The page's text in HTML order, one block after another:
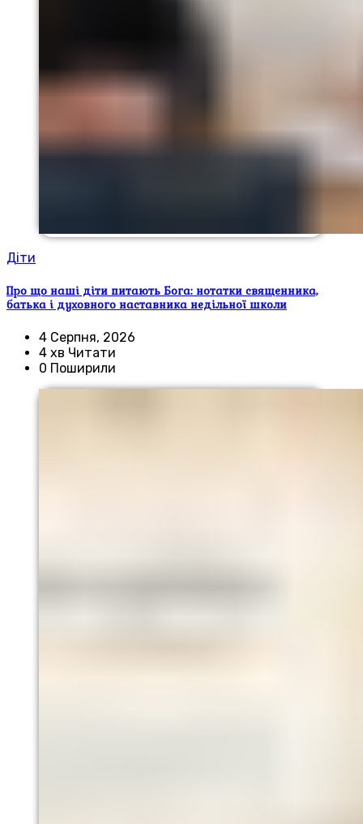
Діти
Про що наші діти питають Бога: нотатки священника,
батька і духовного наставника недільної школи
4 Серпня, 2026
4 хв Читати
0 Поширили